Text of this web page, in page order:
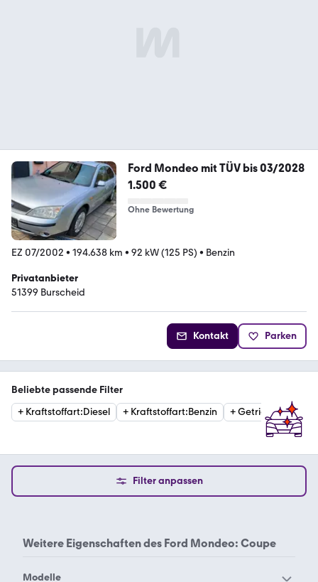
Ford Mondeo mit TÜV bis 03/2028
1.500 €
Ohne Bewertung
EZ 07/2002 • 194.638 km • 92 kW (125 PS) • Benzin
Privatanbieter
51399 Burscheid
Kontakt Parken
Beliebte passende Filter
+ Kraftstoffart:Diesel + Kraftstoffart:Benzin +Getriebe:
Filter anpassen
Weitere Eigenschaften des Ford Mondeo: Coupe
Modelle